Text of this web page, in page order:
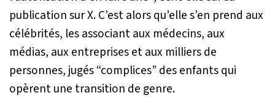
publication sur X. C’est alors qu’elle s’en prend aux
célébrités, les associant aux médecins, aux
médias, aux entreprises et aux milliers de
personnes, jugés“complices” des enfants qui
opèrent une transition de genre.